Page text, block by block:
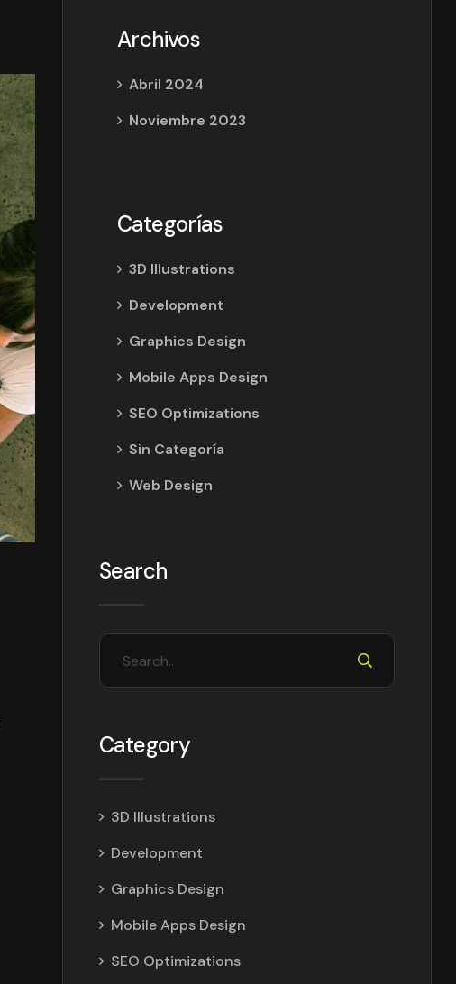
Archivos
Abril 2024
Noviembre 2023
Categorías
3D Illustrations
Development
Graphics Design
Mobile Apps Design
SEO Optimizations
Sin Categoría
Web Design
Search
Category
3D Illustrations
Development
Graphics Design
Mobile Apps Design
SEO Optimizations